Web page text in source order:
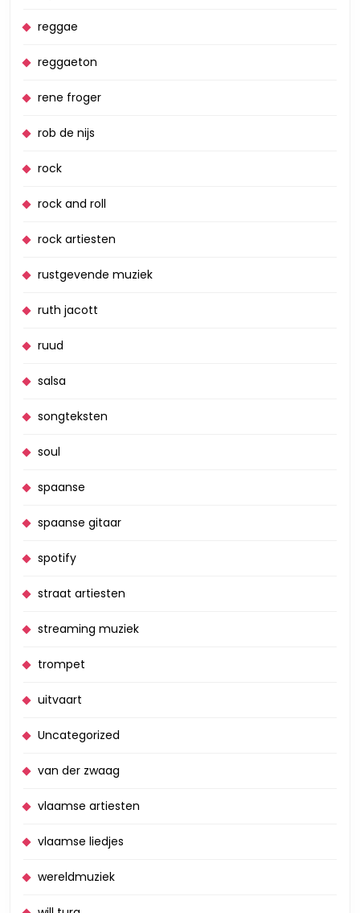
reggae
reggaeton
rene froger
rob de nijs
rock
rock and roll
rock artiesten
rustgevende muziek
ruth jacott
ruud
salsa
songteksten
soul
spaanse
spaanse gitaar
spotify
straat artiesten
streaming muziek
trompet
uitvaart
Uncategorized
van der zwaag
vlaamse artiesten
vlaamse liedjes
wereldmuziek